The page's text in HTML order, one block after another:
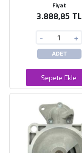
Fiyat
3.888,85 TL
- +
ADET
Sepete Ekle